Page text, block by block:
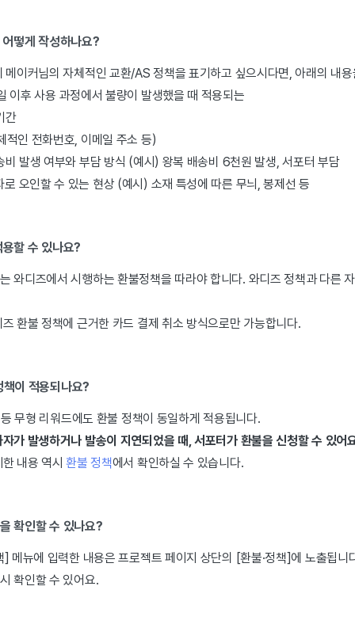
떻게 작성하나요?
메이커님의 자체적인 교환/AS 정책을 표기하고 싶으시다면, 아래의 내
이후 사용 과정에서 불량이 발생했을 때 적용되는
간
적인 전화번호, 이메일 주소 등)
발생 여부와 부담 방식 (예시) 왕복 배송비 6천원 발생, 서포터 부담
로 오인할 수 있는 현상 (예시) 소재 특성에 따른 무늬, 봉제선 등
할 수 있나요?
와디즈에서 시행하는 환불정책을 따라야 합니다. 와디즈 정책과 다른
환불 정책에 근거한 카드 결제 취소 방식으로만 가능합니다.
이 적용되나요?
무형 리워드에도 환불 정책이 동일하게 적용됩니다.
가 발생하거나 발송이 지연되었을 때, 서포터가 환불을 신청할 수 있어
한 내용 역시환불 정책에서 확인하실 수 있습니다.
확인할 수 있나요?
메뉴에 입력한 내용은 프로젝트 페이지 상단의 [환불·정책]에 노출됩니
확인할 수 있어요.